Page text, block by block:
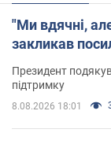
"Ми вдячні,
закликав
Президент
підтримку
8.08.2026 18:01